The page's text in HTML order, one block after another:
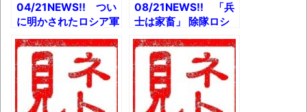
04/21NEWS!! つい
に明かされたロシア軍
「Z」の真の意味と
か 小室眞子さんと圭
さん、5月に一時帰国
かとか 自民、ラーメ
ン議連設立へとか 牛
乳業界がヤバいとか
08/21NEWS!! 「兵
士は家畜」 除隊ロシ
ア兵が明かす戦場の現
実とか 萩生田光一さ
ん「最近はもう壺も売
ってないし（笑）」と
か 橋本環奈、自宅に
ビールサーバーを設置